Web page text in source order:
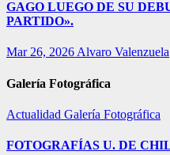
GAGO LUEGO DE SU
PARTIDO».
Mar 26, 2026 Alvaro Valenzuela
Galería Fotográfica
Actualidad Galería Fotográfica
FOTOGRAFÍAS U. DE